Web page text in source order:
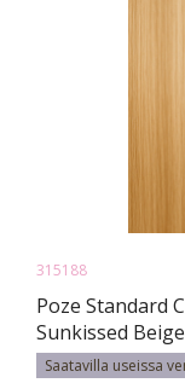
315188
Poze Standard
Sunkissed
Saatavilla useissa